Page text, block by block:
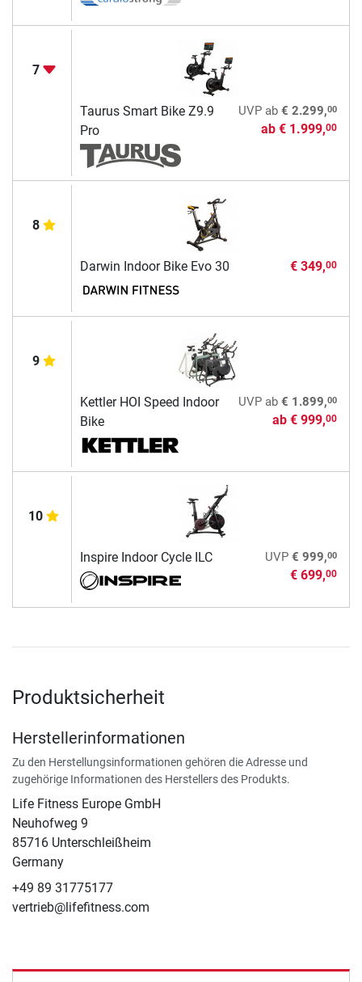
7
Taurus Smart Bike Z9.9
Pro
UVPab € 2.299,00
ab € 1.999,00
8
Darwin Indoor Bike Evo 30 € 349,00
9
Kettler HOI Speed Indoor
Bike
UVPab € 1.899,00
ab € 999,00
10
Inspire Indoor Cycle ILC UVP € 999,00
€ 699,00
Produktsicherheit
Herstellerinformationen
Zu den Herstellungsinformationen gehören die Adresse und
zugehörige Informationen des Herstellers des Produkts.
Life Fitness Europe GmbH
Neuhofweg 9
85716 Unterschleißheim
Germany
+49 89 31775177
vertrieb@lifefitness.com